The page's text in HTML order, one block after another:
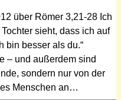
über Römer 3,21-28 Ich
sieht, dass ich auf
bin besser als du.“
– und außerdem sind
sondern nur von der
Menschen an…